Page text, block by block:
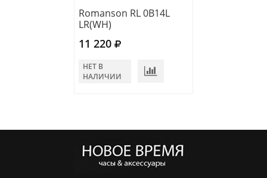
Romanson RL 0B14L
LR(WH)
11 220
НЕТ В
НАЛИЧИИ